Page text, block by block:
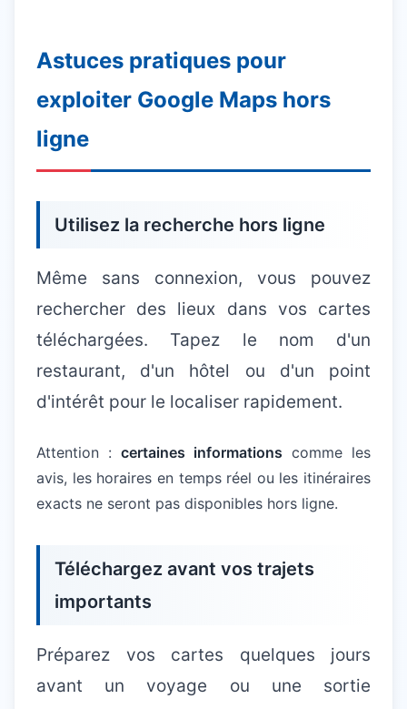
Astuces pratiques pour
exploiter Google Maps hors
ligne
Utilisez la recherche hors ligne
Même sans connexion, vous pouvez
rechercher des lieux dans vos cartes
téléchargées. Tapez le nom d'un
restaurant, d'un hôtel ou d'un point
d'intérêt pour le localiser rapidement.
Attention : certaines informations comme les
avis, les horaires en temps réel ou les itinéraires
exacts ne seront pas disponibles hors ligne.
Téléchargez avant vos trajets
importants
Préparez vos cartes quelques jours
avant un voyage ou une sortie